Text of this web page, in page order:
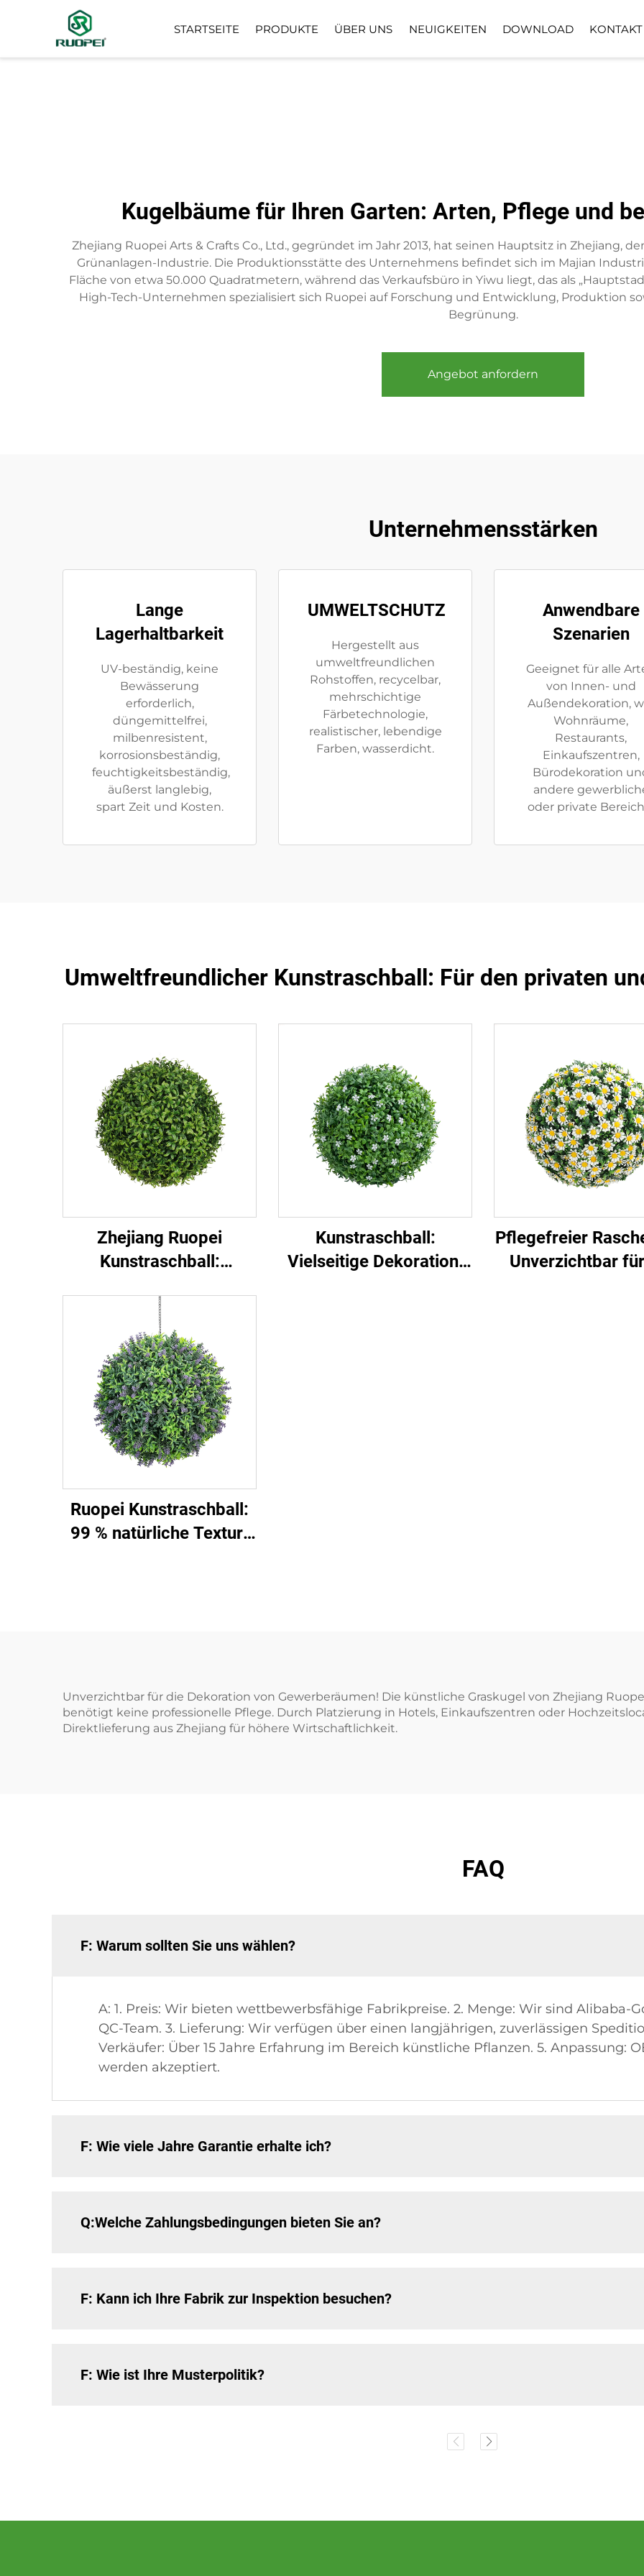
STARTSEITE PRODUKTE ÜBER UNS NEUIGKEITEN DOWNLOAD KONTAKT
Kugelbäume für Ihren Garten: Arten, Pflege und
Zhejiang Ruopei Arts & Crafts Co., Ltd., gegründet im Jahr 2013, hat seinen Hauptsitz in Zhejiang,
Grünanlagen-Industrie. Die Produktionsstätte des Unternehmens befindet sich im Majian
Fläche von etwa 50.000 Quadratmetern, während das Verkaufsbüro in Yiwu liegt, das als
High-Tech-Unternehmen spezialisiert sich Ruopei auf Forschung und Entwicklung, Produktion
Begrünung.
Angebot anfordern
Unternehmensstärken
Lange
Lagerhaltbarkeit
UV-beständig, keine
Bewässerung
erforderlich,
düngemittelfrei,
milbenresistent,
korrosionsbeständig,
feuchtigkeitsbeständig,
äußerst langlebig,
spart Zeit und Kosten.
UMWELTSCHUTZ
Hergestellt aus
umweltfreundlichen
Rohstoffen, recycelbar,
mehrschichtige
Färbetechnologie,
realistischer, lebendige
Farben, wasserdicht.
Anwendbare
Szenarien
Geeignet für alle
von Innen- und
Außendekoration,
Wohnräume,
Restaurants,
Einkaufszentren,
Bürodekoration
andere
oder private
Umweltfreundlicher Kunstraschball: Für den privaten
Zhejiang Ruopei
Kunstraschball:
Pflegeleicht
Kunstraschball:
Vielseitige Dekoration,
Pflegefreier
Unverzichtbar
Ruopei Kunstraschball:
99 % natürliche Textur-
Unverzichtbar für die Dekoration von Gewerberäumen! Die künstliche Graskugel von Zhejiang
benötigt keine professionelle Pflege. Durch Platzierung in Hotels, Einkaufszentren oder
Direktlieferung aus Zhejiang für höhere Wirtschaftlichkeit.
FAQ
F: Warum sollten Sie uns wählen?
A: 1. Preis: Wir bieten wettbewerbsfähige Fabrikpreise. 2. Menge: Wir sind Alibaba-
QC-Team. 3. Lieferung: Wir verfügen über einen langjährigen, zuverlässigen
Verkäufer: Über 15 Jahre Erfahrung im Bereich künstliche Pflanzen. 5. Anpassung:
werden akzeptiert.
F: Wie viele Jahre Garantie erhalte ich?
Q:Welche Zahlungsbedingungen bieten Sie an?
F: Kann ich Ihre Fabrik zur Inspektion besuchen?
F: Wie ist Ihre Musterpolitik?